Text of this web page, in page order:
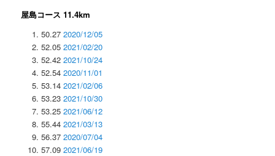
屋島コース 11.4km
50.27 2020/12/05
52.05 2021/02/20
52.42 2021/10/24
52.54 2020/11/01
53.14 2021/02/06
53.23 2021/10/30
53.25 2021/06/12
55.44 2021/03/13
56.37 2020/07/04
57.09 2021/06/19